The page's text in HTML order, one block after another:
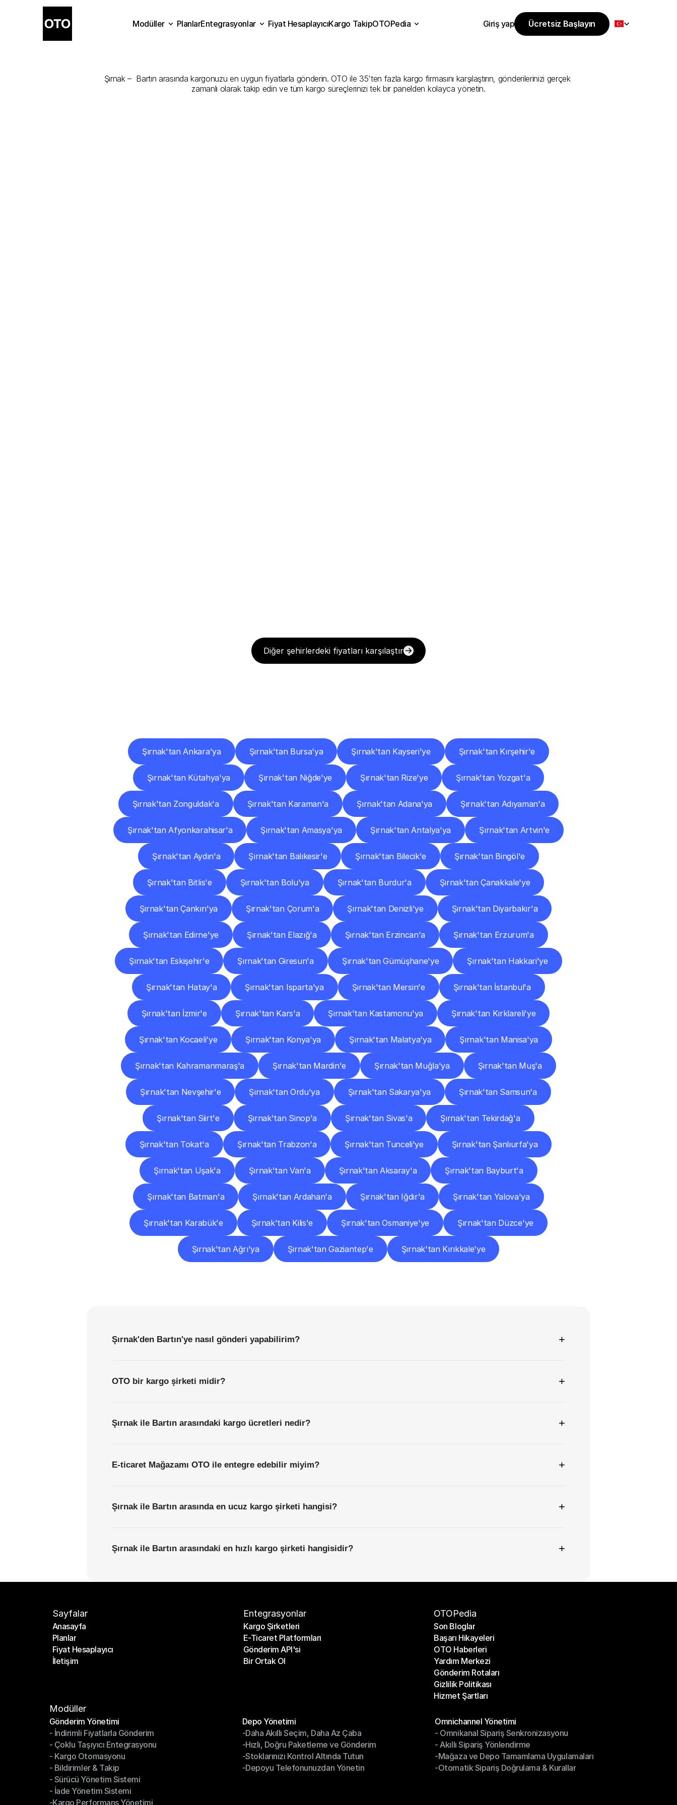
Enİyi
Şırnak –  Bartın arasında kargonuzu en uygun fiyatlarla gönderin. OTO ile 35'ten fazla kargo firmasını karşılaştırın, gönderilerinizi gerçek
zamanlı olarak takip edin ve tüm kargo süreçlerinizi tek bir panelden kolayca yönetin.
Diğer şehirlerdeki fiyatları karşılaştır
Şırnak'tan Ankara'ya Şırnak'tan Bursa'ya Şırnak'tan Kayseri'ye Şırnak'tan Kırşehir'e
Şırnak'tan Kütahya'ya Şırnak'tan Niğde'ye Şırnak'tan Rize'ye Şırnak'tan Yozgat'a
Şırnak'tan Zonguldak'a Şırnak'tan Karaman'a Şırnak'tan Adana'ya Şırnak'tan Adıyaman'a
Şırnak'tan Afyonkarahisar'a Şırnak'tan Amasya'ya Şırnak'tan Antalya'ya Şırnak'tan Artvin'e
Şırnak'tan Aydın'a Şırnak'tan Balıkesir'e Şırnak'tan Bilecik'e Şırnak'tan Bingöl'e
Şırnak'tan Bitlis'e Şırnak'tan Bolu'ya Şırnak'tan Burdur'a Şırnak'tan Çanakkale'ye
Şırnak'tan Çankırı'ya Şırnak'tan Çorum'a Şırnak'tan Denizli'ye Şırnak'tan Diyarbakır'a
Şırnak'tan Edirne'ye Şırnak'tan Elazığ'a Şırnak'tan Erzincan'a Şırnak'tan Erzurum'a
Şırnak'tan Eskişehir'e Şırnak'tan Giresun'a Şırnak'tan Gümüşhane'ye Şırnak'tan Hakkari'ye
Şırnak'tan Hatay'a Şırnak'tan Isparta'ya Şırnak'tan Mersin'e Şırnak'tan İstanbul'a
Şırnak'tan İzmir'e Şırnak'tan Kars'a Şırnak'tan Kastamonu'ya Şırnak'tan Kırklareli'ye
Şırnak'tan Kocaeli'ye Şırnak'tan Konya'ya Şırnak'tan Malatya'ya Şırnak'tan Manisa'ya
Şırnak'tan Kahramanmaraş'a Şırnak'tan Mardin'e Şırnak'tan Muğla'ya Şırnak'tan Muş'a
Şırnak'tan Nevşehir'e Şırnak'tan Ordu'ya Şırnak'tan Sakarya'ya Şırnak'tan Samsun'a
Şırnak'tan Siirt'e Şırnak'tan Sinop'a Şırnak'tan Sivas'a Şırnak'tan Tekirdağ'a
Şırnak'tan Tokat'a Şırnak'tan Trabzon'a Şırnak'tan Tunceli'ye Şırnak'tan Şanlıurfa'ya
Şırnak'tan Uşak'a Şırnak'tan Van'a Şırnak'tan Aksaray'a Şırnak'tan Bayburt'a
Şırnak'tan Batman'a Şırnak'tan Ardahan'a Şırnak'tan Iğdır'a Şırnak'tan Yalova'ya
Şırnak'tan Karabük'e Şırnak'tan Kilis'e Şırnak'tan Osmaniye'ye Şırnak'tan Düzce'ye
Şırnak'tan Ağrı'ya Şırnak'tan Gaziantep'e Şırnak'tan Kırıkkale'ye
Şırnak'den Bartın'ye nasıl gönderi yapabilirim? +
OTO bir kargo şirketi midir? +
Şırnak ile Bartın arasındaki kargo ücretleri nedir? +
E-ticaret Mağazamı OTO ile entegre edebilir miyim? +
Şırnak ile Bartın arasında en ucuz kargo şirketi hangisi? +
Şırnak ile Bartın arasındaki en hızlı kargo şirketi hangisidir? +
Sayfalar
Anasayfa
Anasayfa
Planlar
Planlar
Fiyat Hesaplayıcı
Fiyat Hesaplayıcı
İletişim
Entegrasyonlar
Kargo Şirketleri
Kargo Şirketleri
E-Ticaret Platformları
E-Ticaret Platformları
Gönderim API'si
Gönderim API'si
Bir Ortak Ol
OTOPedia
Son Bloglar
Son Bloglar
Başarı Hikayeleri
Başarı Hikayeleri
OTO Haberleri
OTO Haberleri
Yardım Merkezi
Yardım Merkezi
Gönderim Rotaları
Gönderim Rotaları
Gizlilik Politikası
Gizlilik Politikası
Hizmet Şartları
Modüller
Gönderim Yönetimi
Gönderim Yönetimi
- İndirimli Fiyatlarla Gönderim
- İndirimli Fiyatlarla Gönderim
- Çoklu Taşıyıcı Entegrasyonu
- Çoklu Taşıyıcı Entegrasyonu
- Kargo Otomasyonu
- Kargo Otomasyonu
- Bildirimler & Takip
- Bildirimler & Takip
- Sürücü Yönetim Sistemi
- Sürücü Yönetim Sistemi
- İade Yönetim Sistemi
- İade Yönetim Sistemi
-Kargo Performans Yönetimi
Depo Yönetimi
Depo Yönetimi
-Daha Akıllı Seçim, Daha Az Çaba
-Daha Akıllı Seçim, Daha Az Çaba
-Hızlı, Doğru Paketleme ve Gönderim
-Hızlı, Doğru Paketleme ve Gönderim
-Stoklarınızı Kontrol Altında Tutun
-Stoklarınızı Kontrol Altında Tutun
-Depoyu Telefonunuzdan Yönetin
Omnichannel Yönetimi
Omnichannel Yönetimi
- Omnikanal Sipariş Senkronizasyonu
- Omnikanal Sipariş Senkronizasyonu
- Akıllı Sipariş Yönlendirme
- Akıllı Sipariş Yönlendirme
-Mağaza ve Depo Tamamlama Uygulamaları
-Mağaza ve Depo Tamamlama Uygulamaları
-Otomatik Sipariş Doğrulama & Kurallar
Modüller
PlanlarEntegrasyonlar
Fiyat HesaplayıcıKargo TakipOTOPedia
Giriş yap
Ücretsiz Başlayın
Ücretsiz Başlayın